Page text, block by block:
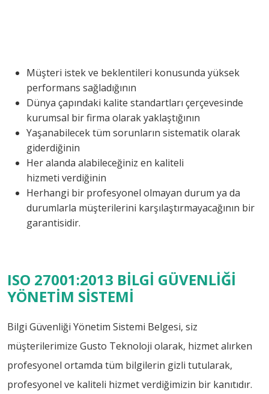
Müşteri istek ve beklentileri konusunda yüksek
performans sağladığının
Dünya çapındaki kalite standartları çerçevesinde
kurumsal bir firma olarak yaklaştığının
Yaşanabilecek tüm sorunların sistematik olarak
giderdiğinin
Her alanda alabileceğiniz en kaliteli
hizmeti verdiğinin
Herhangi bir profesyonel olmayan durum ya da
durumlarla müşterilerini karşılaştırmayacağının bir
garantisidir.
ISO 27001:2013 BİLGİ GÜVENLİĞİ
YÖNETİM SİSTEMİ
Bilgi Güvenliği Yönetim Sistemi Belgesi, siz
müşterilerimize Gusto Teknoloji olarak, hizmet alırken
profesyonel ortamda tüm bilgilerin gizli tutularak,
profesyonel ve kaliteli hizmet verdiğimizin bir kanıtıdır.